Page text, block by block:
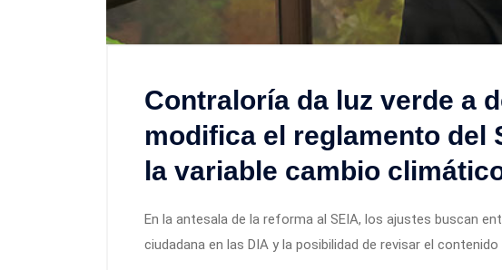
Contraloría da luz verde a
modifica el reglamento del
la variable cambio
En la antesala de la reforma al SEIA, los ajustes buscan
ciudadana en las DIA y la posibilidad de revisar el contenido